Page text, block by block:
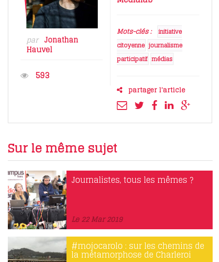
par Jonathan
Hauvel
593
Mots-clés :
initiative
citoyenne journalisme
participatif médias
partager l'article
Sur le même sujet
Journalistes, tous les mêmes ?
Le 22 Mar 2019
#mojocarolo : sur les chemins de
la métamorphose de Charleroi